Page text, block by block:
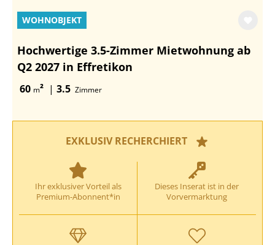
WOHNOBJEKT
Hochwertige 3.5-Zimmer Mietwohnung ab
Q2 2027 in Effretikon
60 m² | 3.5 Zimmer
EXKLUSIV RECHERCHIERT
Ihr exklusiver Vorteil als
Premium-Abonnent*in
Dieses Inserat ist in der
Vorvermarktung